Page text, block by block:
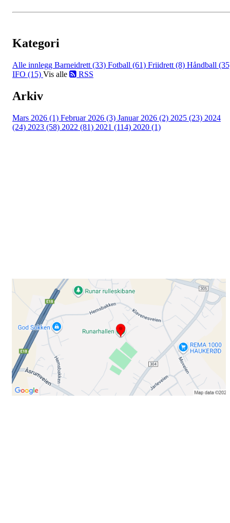
Kategori
Alle innlegg Barneidrett (33) Fotball (61) Friidrett (8) Håndball
IFO (15) Vis alle RSS
Arkiv
Mars 2026 (1) Februar 2026 (3) Januar 2026 (2) 2025 (23) 2024
(24) 2023 (58) 2022 (81) 2021 (114) 2020 (1)